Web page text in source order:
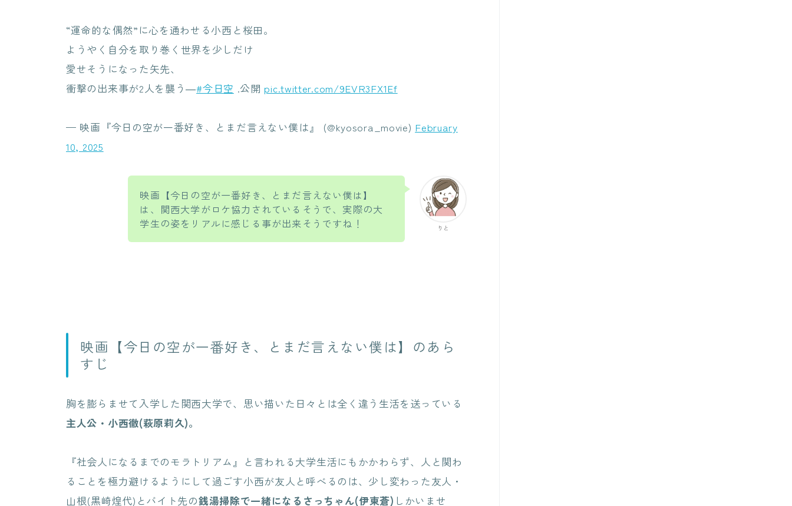
“運命的な偶然”に心を通わせる小西と桜田。
ようやく自分を取り巻く世界を少しだけ
愛せそうになった矢先、
衝撃の出来事が2人を襲う―#今日空 .公開pic.twitter.com/9EVR3FX1Ef
— 映画『今日の空が一番好き、とまだ言えない僕は』 (@kyosora_movie) February
10, 2025
りと
映画【今日の空が一番好き、とまだ言えない僕は】
は、関西大学がロケ協力されているそうで、実際の大
学生の姿をリアルに感じる事が出来そうですね！
映画【今日の空が一番好き、とまだ言えない僕は】のあら
すじ
胸を膨らませて入学した関西大学で、思い描いた日々とは全く違う生活を送っている
主人公・小西徹(萩原莉久)。
『社会人になるまでのモラトリアム』と言われる大学生活にもかかわらず、人と関わ
ることを極力避けるようにして過ごす小西が友人と呼べるのは、少し変わった友人・
山根(黒崎煌代)とバイト先の銭湯掃除で一緒になるさっちゃん(伊東蒼) しかいませ